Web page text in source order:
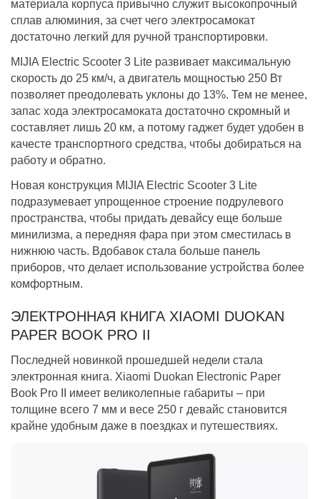
материала корпуса привычно служит высокопрочный
сплав алюминия, за счет чего электросамокат
достаточно легкий для ручной транспортировки.
MIJIA Electric Scooter 3 Lite развивает максимальную
скорость до 25 км/ч, а двигатель мощностью 250 Вт
позволяет преодолевать уклоны до 13%. Тем не менее,
запас хода электросамоката достаточно скромный и
составляет лишь 20 км, а потому гаджет будет удобен в
качесте транспортного средства, чтобы добираться на
работу и обратно.
Новая конструкция MIJIA Electric Scooter 3 Lite
подразумевает упрощенное строение подрулевого
пространства, чтобы придать девайсу еще больше
минилизма, а передняя фара при этом сместилась в
нижнюю часть. Вдобавок стала больше панель
приборов, что делает использование устройства более
комфортным.
ЭЛЕКТРОННАЯ КНИГА XIAOMI DUOKAN
PAPER BOOK PRO II
Последней новинкой прошедшей недели стала
электронная книга. Xiaomi Duokan Electronic Paper
Book Pro II имеет великолепные габариты – при
толщине всего 7 мм и весе 250 г девайс становится
крайне удобным даже в поездках и путешествиях.